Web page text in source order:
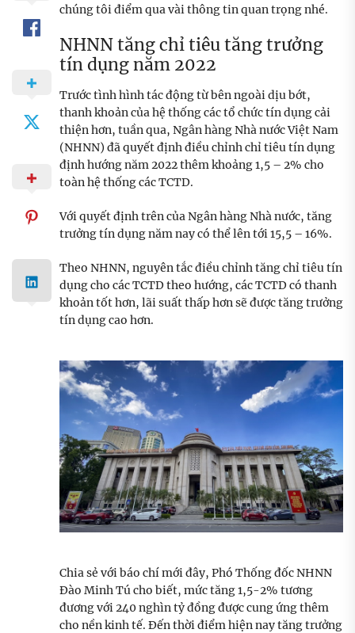
chúng tôi điểm qua vài thông tin quan trọng nhé.
NHNN tăng chỉ tiêu tăng trưởng
tín dụng năm 2022
Trước tình hình tác động từ bên ngoài dịu bớt,
thanh khoản của hệ thống các tổ chức tín dụng cải
thiện hơn, tuần qua, Ngân hàng Nhà nước Việt Nam
(NHNN) đã quyết định điều chỉnh chỉ tiêu tín dụng
định hướng năm 2022 thêm khoảng 1,5 – 2% cho
toàn hệ thống các TCTD.
Với quyết định trên của Ngân hàng Nhà nước, tăng
trưởng tín dụng năm nay có thể lên tới 15,5 – 16%.
Theo NHNN, nguyên tắc điều chỉnh tăng chỉ tiêu tín
dụng cho các TCTD theo hướng, các TCTD có thanh
khoản tốt hơn, lãi suất thấp hơn sẽ được tăng trưởng
tín dụng cao hơn.
Chia sẻ với báo chí mới đây, Phó Thống đốc NHNN
Đào Minh Tú cho biết, mức tăng 1,5-2% tương
đương với 240 nghìn tỷ đồng được cung ứng thêm
cho nền kinh tế. Đến thời điểm hiện nay tăng trưởng